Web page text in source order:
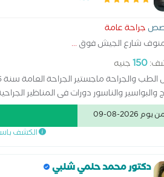
جراحة عامة
شارع الجيش فوق...
150جنيه
والناسور دورات فى المناظير
2026-08-09
الكشف
دكتور محمد حلمي شلبي